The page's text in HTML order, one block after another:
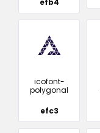
efb4
icofont-
polygonal
efc3